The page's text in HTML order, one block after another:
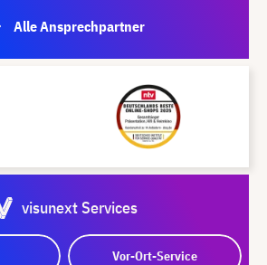
Alle Ansprechpartner
visunext Services
Vor-Ort-Service